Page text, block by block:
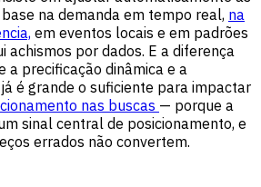
na demanda em tempo real, na
em eventos locais e em padrões
achismos por dados. E a diferença
a precificação dinâmica e a
já é grande o suficiente para impactar
nas buscas — porque a
sinal central de posicionamento, e
errados não convertem.